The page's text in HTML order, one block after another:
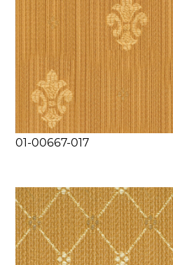
01-00667-017